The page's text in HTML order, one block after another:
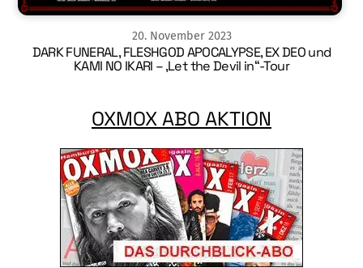
20. November 2023
DARK FUNERAL, FLESHGOD APOCALYPSE, EX DEO und
KAMI NO IKARI – ‚Let the Devil in“-Tour
OXMOX ABO AKTION